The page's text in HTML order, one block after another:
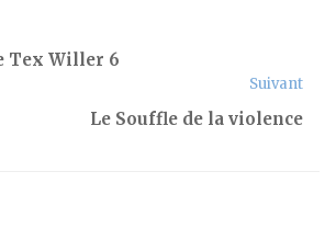
Tex Willer 6
Suivant
Le Souffle de la violence